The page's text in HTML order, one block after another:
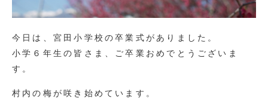
今日は、宮田小学校の卒業式がありました。
小学６年生の皆さま、ご卒業おめでとうございま
す。
村内の梅が咲き始めています。